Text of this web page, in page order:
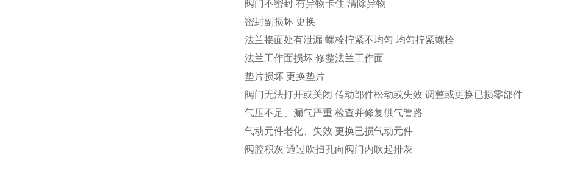
阀门不密封 有异物卡住 清除异物
密封副损坏 更换
法兰接面处有泄漏 螺栓拧紧不均匀 均匀拧紧螺栓
法兰工作面损坏 修整法兰工作面
垫片损坏 更换垫片
阀门无法打开或关闭 传动部件松动或失效 调整或更换已损零部件
气压不足、漏气严重 检查并修复供气管路
气动元件老化、失效 更换已损气动元件
阀腔积灰 通过吹扫孔向阀门内吹起排灰